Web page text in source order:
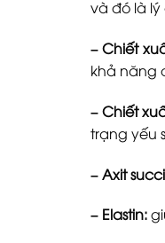
và đó là
– Chiết
khả năng
– Chiết
trạng yếu
– Axit
– Elastin: